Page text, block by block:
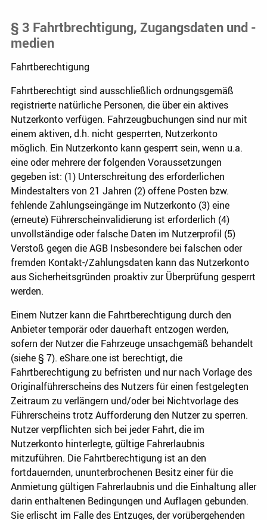
§ 3 Fahrtbrechtigung, Zugangsdaten und -
medien
Fahrtberechtigung
Fahrtberechtigt sind ausschließlich ordnungsgemäß
registrierte natürliche Personen, die über ein aktives
Nutzerkonto verfügen. Fahrzeugbuchungen sind nur mit
einem aktiven, d.h. nicht gesperrten, Nutzerkonto
möglich. Ein Nutzerkonto kann gesperrt sein, wenn u.a.
eine oder mehrere der folgenden Voraussetzungen
gegeben ist: (1) Unterschreitung des erforderlichen
Mindestalters von 21 Jahren (2) offene Posten bzw.
fehlende Zahlungseingänge im Nutzerkonto (3) eine
(erneute) Führerscheinvalidierung ist erforderlich (4)
unvollständige oder falsche Daten im Nutzerprofil (5)
Verstoß gegen die AGB Insbesondere bei falschen oder
fremden Kontakt-/Zahlungsdaten kann das Nutzerkonto
aus Sicherheitsgründen proaktiv zur Überprüfung gesperrt
werden.
Einem Nutzer kann die Fahrtberechtigung durch den
Anbieter temporär oder dauerhaft entzogen werden,
sofern der Nutzer die Fahrzeuge unsachgemäß behandelt
(siehe § 7). eShare.one ist berechtigt, die
Fahrtberechtigung zu befristen und nur nach Vorlage des
Originalführerscheins des Nutzers für einen festgelegten
Zeitraum zu verlängern und/oder bei Nichtvorlage des
Führerscheins trotz Aufforderung den Nutzer zu sperren.
Nutzer verpflichten sich bei jeder Fahrt, die im
Nutzerkonto hinterlegte, gültige Fahrerlaubnis
mitzuführen. Die Fahrtberechtigung ist an den
fortdauernden, ununterbrochenen Besitz einer für die
Anmietung gültigen Fahrerlaubnis und die Einhaltung aller
darin enthaltenen Bedingungen und Auflagen gebunden.
Sie erlischt im Falle des Entzuges, der vorübergehenden